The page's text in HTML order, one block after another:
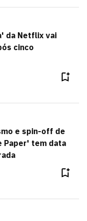
da Netflix vai
cinco
e spin-off de
Paper' tem data